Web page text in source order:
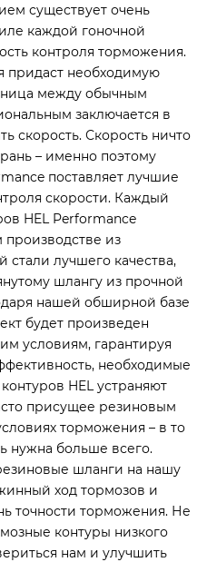
существует очень
каждой гоночной
контроля торможения.
придаст необходимую
между обычным
заключается в
скорость. Скорость ничто
– именно поэтому
поставляет лучшие
скорости. Каждый
HEL Performance
производстве из
лучшего качества,
шлангу из прочной
нашей обширной базе
будет произведен
условиям, гарантируя
необходимые
HEL устраняют
присущее резиновым
торможения – в то
нужна больше всего.
шланги на нашу
ход тормозов и
точности торможения. Не
контуры низкого
нам и улучшить